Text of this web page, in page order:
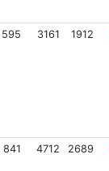
595 3161 1912
841 4712 2689